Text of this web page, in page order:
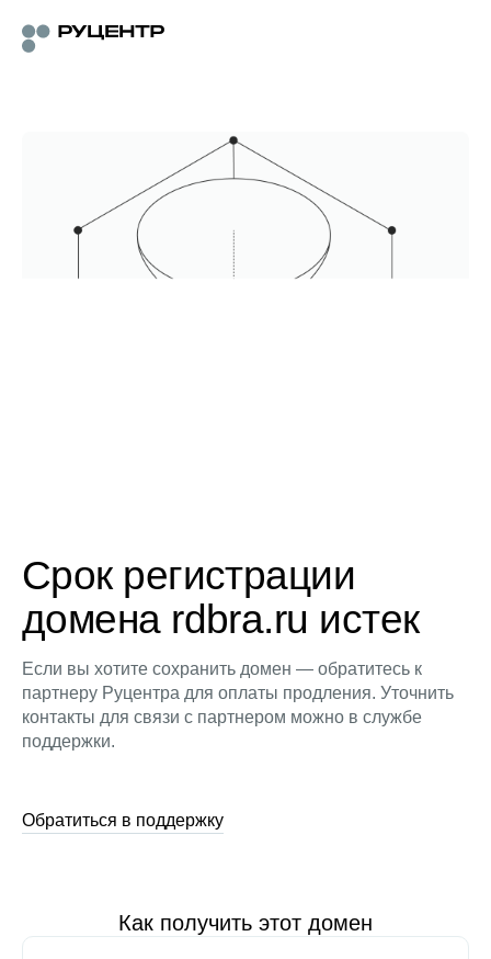
Срок регистрации
домена rdbra.ru истек
Если вы хотите сохранить домен — обратитесь к
партнеру Руцентра для оплаты продления. Уточнить
контакты для связи с партнером можно в службе
поддержки.
Обратиться в поддержку
Как получить этот домен